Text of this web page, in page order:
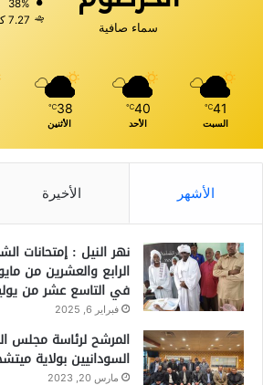
سماء صافية
38%
7.27 كيلومتر/ساعة
41
℃
السبت
40
℃
الأحد
38
℃
الأثنين
الأشهر الأخيرة
نهر النيل : إمتحانات
الرابع والعشرين من
في التاسع عشر من
فبراير 6, 2025
المرشح لرئاسة مجلس
السودانيين بولاية
مارس 20, 2023